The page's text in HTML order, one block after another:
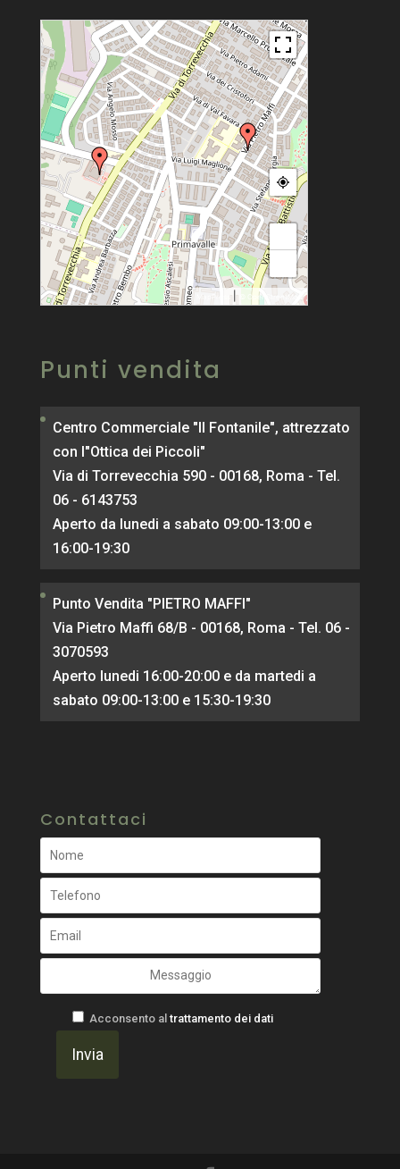
© OpenStreetMap
Punti vendita
Centro Commerciale "Il Fontanile", attrezzato
con l"Ottica dei Piccoli"
Via di Torrevecchia 590 - 00168, Roma - Tel.
06 - 6143753
Aperto da lunedi a sabato 09:00-13:00 e
16:00-19:30
Punto Vendita "PIETRO MAFFI"
Via Pietro Maffi 68/B - 00168, Roma - Tel. 06 -
3070593
Aperto lunedi 16:00-20:00 e da martedi a
sabato 09:00-13:00 e 15:30-19:30
Contattaci
Acconsento al trattamento dei dati